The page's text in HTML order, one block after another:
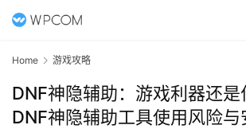
Home 游戏攻略
DNF神隐辅助：游戏利器还
DNF神隐辅助工具使用风险与